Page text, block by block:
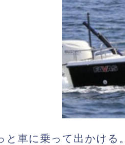
と車に乗って出かける。